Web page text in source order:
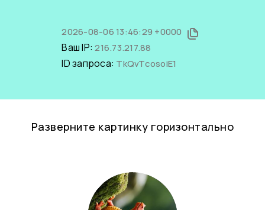
2026-08-06 13:46:29 +0000
Ваш IP:216.73.217.88
ID запроса: TkQvTcosoiE1
Разверните картинку горизонтально